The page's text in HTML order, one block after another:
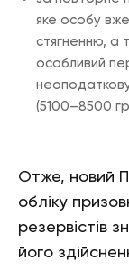
яке особу
стягненню, а
особливий
(5100–8500
Отже, новий
обліку
резервістів
його